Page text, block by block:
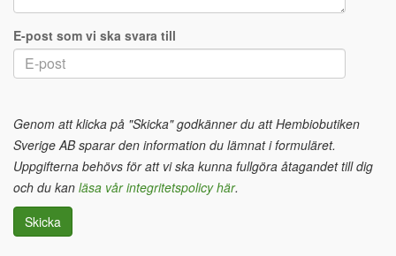
E-post som vi ska svara till
Genom att klicka på "Skicka" godkänner du att Hembiobutiken
Sverige AB sparar den information du lämnat i formuläret.
Uppgifterna behövs för att vi ska kunna fullgöra åtagandet till dig
och du kan läsa vår integritetspolicy här.
Skicka